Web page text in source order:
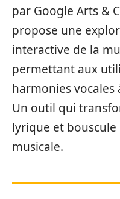
par Google Arts &
propose une
interactive de la
permettant aux
harmonies vocales
Un outil qui
lyrique et bouscule
musicale.